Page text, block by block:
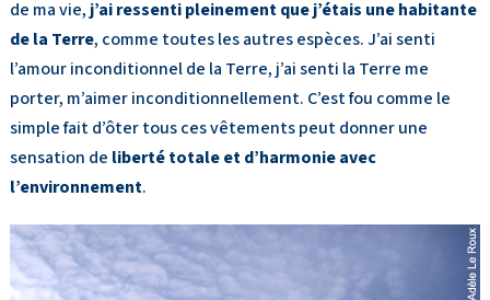
de ma vie,j’ai ressenti pleinement que j’étais une habitante
de la Terre, comme toutes les autres espèces. J’ai senti
l’amour inconditionnel de la Terre, j’ai senti la Terre me
porter, m’aimer inconditionnellement. C’est fou comme le
simple fait d’ôter tous ces vêtements peut donner une
sensation de liberté totale et d’harmonie avec
l’environnement.